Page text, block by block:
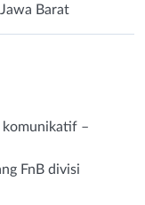
Barat
komunikatif –
FnB divisi